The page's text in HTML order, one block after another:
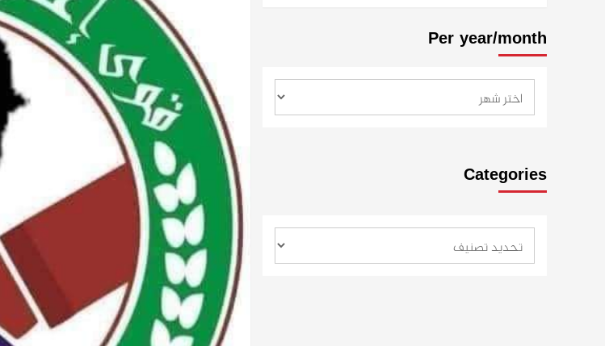
Per year/month
Categories